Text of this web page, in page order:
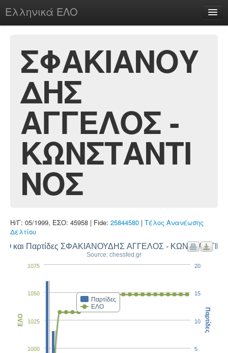
Ελληνικά ΕΛΟ
chesstu.be @ discord
Login
ΣΦΑΚΙΑΝΟΥ
ΔΗΣ
ΑΓΓΕΛΟΣ -
ΚΩΝΣΤΑΝΤΙ
ΝΟΣ
Η/Γ: 05/1999, ΕΣΟ: 45958 | Fide: 25844580 | Τέλος Ανανέωσης
Δελτίου
και Παρτίδες ΣΦΑΚΙΑΝΟΥΔΗΣ ΑΓΓΕΛΟΣ -
Source: chessfed.gr
Παρτίδες
ΕΛΟ
1000
1025
1050
1075
ΕΛΟ
5
10
15
20
Παρτίδες